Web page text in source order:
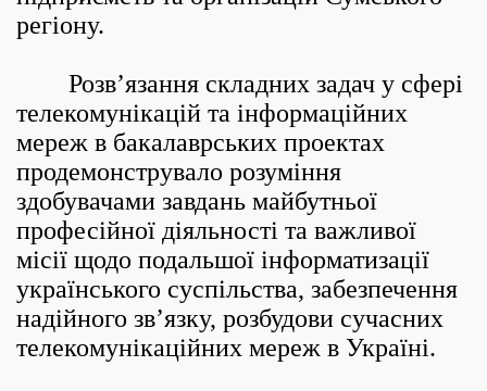
регіону.
Розв’язання складних задач у сфері
телекомунікацій та інформаційних
мереж в бакалаврських проектах
продемонструвало розуміння
здобувачами завдань майбутньої
професійної діяльності та важливої
місії щодо подальшої інформатизації
українського суспільства, забезпечення
надійного зв’язку, розбудови сучасних
телекомунікаційних мереж в Україні.